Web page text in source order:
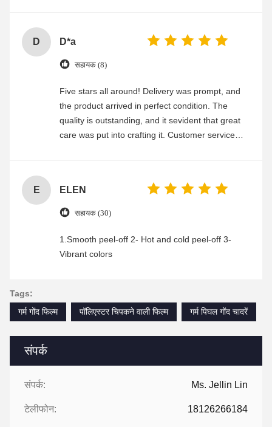
संपर्क
संपर्क: Ms. Jellin Lin
टेलीफोन: 18126266184
D D*a
सहायक (8)
Five stars all around! Delivery was prompt, and
the product arrived in perfect condition. The
quality is outstanding, and it sevident that great
care was put into crafting it. Customer service
E ELEN
सहायक (30)
1.Smooth peel-off 2- Hot and cold peel-off 3-
Vibrant colors
Tags:
गर्म गोंद फिल्म
पॉलिएस्टर चिपकने वाली फिल्म गर्म पिघल गोंद चादरें